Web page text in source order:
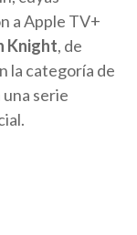
a Apple TV+
Knight, de
la categoría de
serie